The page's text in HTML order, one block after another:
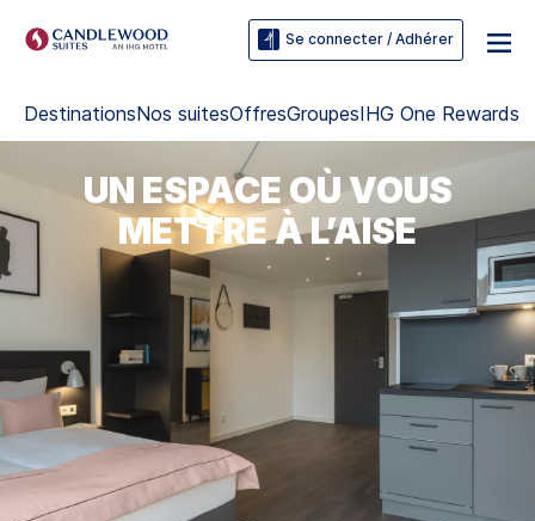
Se connecter / Adhérer
DestinationsNos suitesOffresGroupesIHG One Rewards
UN ESPACE OÙ VOUS
METTRE À L’AISE